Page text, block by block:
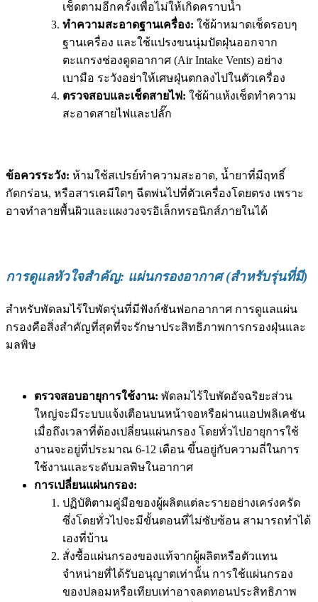
เช็ดตามอีกครั้งเพื่อไม่ให้เกิดคราบน้ำ
ทำความสะอาดฐานเครื่อง: ใช้ผ้าหมาดเช็ดรอบๆ
ฐานเครื่อง และใช้แปรงขนนุ่มปัดฝุ่นออกจาก
ตะแกรงช่องดูดอากาศ (Air Intake Vents) อย่าง
เบามือ ระวังอย่าให้เศษฝุ่นตกลงไปในตัวเครื่อง
ตรวจสอบและเช็ดสายไฟ: ใช้ผ้าแห้งเช็ดทำความ
สะอาดสายไฟและปลั๊ก
ข้อควรระวัง: ห้ามใช้สเปรย์ทำความสะอาด, น้ำยาที่มีฤทธิ์
กัดกร่อน, หรือสารเคมีใดๆ ฉีดพ่นไปที่ตัวเครื่องโดยตรง เพราะ
อาจทำลายพื้นผิวและแผงวงจรอิเล็กทรอนิกส์ภายในได้
การดูแลหัวใจสำคัญ: แผ่นกรองอากาศ (สำหรับรุ่นที่มี)
สำหรับพัดลมไร้ใบพัดรุ่นที่มีฟังก์ชันฟอกอากาศ การดูแลแผ่น
กรองคือสิ่งสำคัญที่สุดที่จะรักษาประสิทธิภาพการกรองฝุ่นและ
มลพิษ
ตรวจสอบอายุการใช้งาน: พัดลมไร้ใบพัดอัจฉริยะส่วน
ใหญ่จะมีระบบแจ้งเตือนบนหน้าจอหรือผ่านแอปพลิเคชัน
เมื่อถึงเวลาที่ต้องเปลี่ยนแผ่นกรอง โดยทั่วไปอายุการใช้
งานจะอยู่ที่ประมาณ 6-12 เดือน ขึ้นอยู่กับความถี่ในการ
ใช้งานและระดับมลพิษในอากาศ
การเปลี่ยนแผ่นกรอง:
ปฏิบัติตามคู่มือของผู้ผลิตแต่ละรายอย่างเคร่งครัด
ซึ่งโดยทั่วไปจะมีขั้นตอนที่ไม่ซับซ้อน สามารถทำได้
เองที่บ้าน
สั่งซื้อแผ่นกรองของแท้จากผู้ผลิตหรือตัวแทน
จำหน่ายที่ได้รับอนุญาตเท่านั้น การใช้แผ่นกรอง
ของปลอมหรือเทียบเท่าอาจลดทอนประสิทธิภาพ